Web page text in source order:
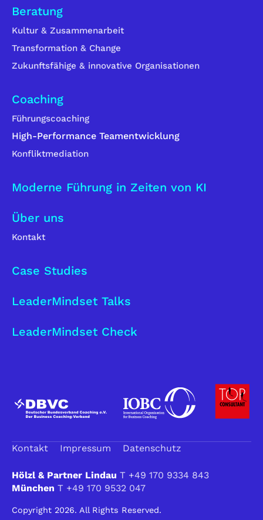
Beratung
Kultur & Zusammenarbeit
Transformation & Change
Zukunftsfähige & innovative Organisationen
Coaching
Führungscoaching
High-Performance Teamentwicklung
Konfliktmediation
Moderne Führung in Zeiten von KI
Über uns
Kontakt
Case Studies
LeaderMindset Talks
LeaderMindset Check
Kontakt Impressum Datenschutz
Hölzl & Partner Lindau T +49 170 9334 843
München T +49 170 9532 047
Copyright 2026. All Rights Reserved.